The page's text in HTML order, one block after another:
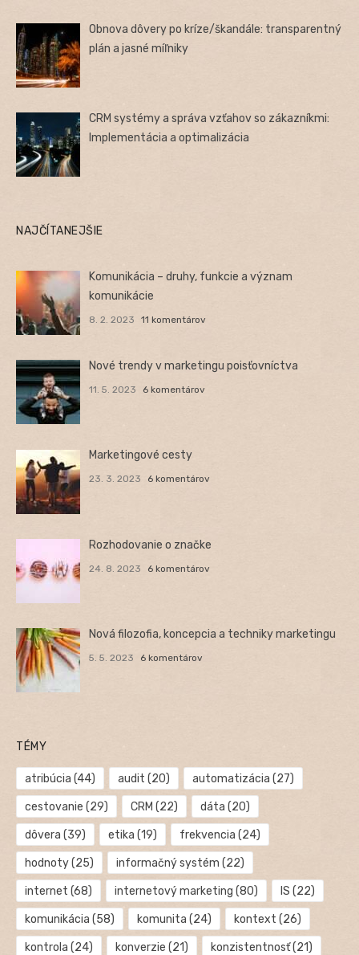
Obnova dôvery po kríze/škandále: transparentný
plán a jasné míľniky
CRM systémy a správa vzťahov so zákazníkmi:
Implementácia a optimalizácia
NAJČÍTANEJŠIE
Komunikácia – druhy, funkcie a význam
komunikácie
8. 2. 2023 11 komentárov
Nové trendy v marketingu poisťovníctva
11. 5. 2023 6 komentárov
Marketingové cesty
23. 3. 2023 6 komentárov
Rozhodovanie o značke
24. 8. 2023 6 komentárov
Nová filozofia, koncepcia a techniky marketingu
5. 5. 2023 6 komentárov
TÉMY
atribúcia (44) audit (20) automatizácia (27)
cestovanie (29) CRM (22) dáta (20)
dôvera (39) etika (19) frekvencia (24)
hodnoty(25) informačný systém (22)
internet (68) internetový marketing (80) IS (22)
komunikácia (58) komunita (24) kontext (26)
kontrola (24) konverzie (21) konzistentnosť(21)